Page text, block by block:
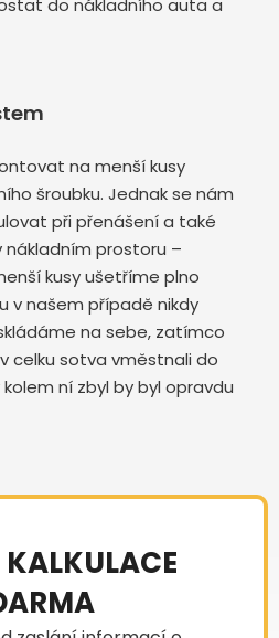
do nákladního auta a
na menší kusy
šroubku. Jednak se nám
při přenášení a také
prostoru –
kusy ušetříme plno
v našem případě nikdy
na sebe, zatímco
celku sotva vměstnali do
ní zbyl by byl opravdu
KALKULACE